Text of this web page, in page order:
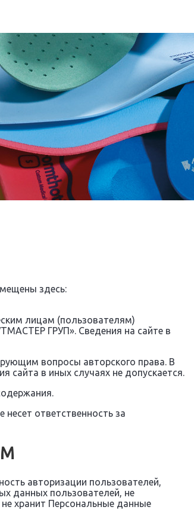
здесь:
лицам (пользователям)
ГРУП». Сведения на сайте в
вопросы авторского права. В
сайта в иных случаях не допускается.
ответственность за
авторизации пользователей,
данных пользователей, не
хранит Персональные данные